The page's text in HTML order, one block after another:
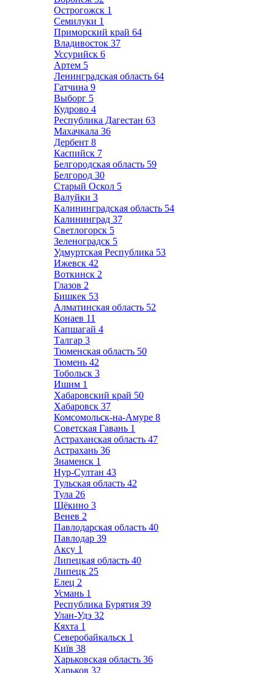
Острогожск 1
Семилуки 1
Приморский край 64
Владивосток 37
Уссурийск 6
Артем 5
Ленинградская область 64
Гатчина 9
Выборг 5
Кудрово 4
Республика Дагестан 63
Махачкала 36
Дербент 8
Каспийск 7
Белгородская область 59
Белгород 30
Старый Оскол 5
Валуйки 3
Калининградская область 54
Калининград 37
Светлогорск 5
Зеленоградск 5
Удмуртская Республика 53
Ижевск 42
Воткинск 2
Глазов 2
Бишкек 53
Алматинская область 52
Конаев 11
Капшагай 4
Талгар 3
Тюменская область 50
Тюмень 42
Тобольск 3
Ишим 1
Хабаровский край 50
Хабаровск 37
Комсомольск-на-Амуре 8
Советская Гавань 1
Астраханская область 47
Астрахань 36
Знаменск 1
Нур-Султан 43
Тульская область 42
Тула 26
Щёкино 3
Венев 2
Павлодарская область 40
Павлодар 39
Аксу 1
Липецкая область 40
Липецк 25
Елец 2
Усмань 1
Республика Бурятия 39
Улан-Удэ 32
Кяхта 1
Северобайкальск 1
Київ 38
Харьковская область 36
Харьков 32